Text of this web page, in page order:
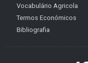
Vocabulário Agricola
Termos Económicos
Bibliografia